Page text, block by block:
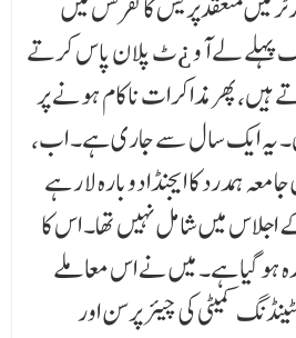
میں منعقدپریس کانفرنس میں
پہلے لے آو ¿ٹ پلا ن پاس کرتے
ہیں، پھر مذاکرات ناکام ہونے پر
یہ ایک سال سے جاری ہے۔ اب،
ہمدرد کا ایجنڈا دوبارہ لا ر ہے
اجلاس میں شامل نہیں تھا۔ اس کا
گیا ہے۔ میں نے اس معاملے
کمیٹی کی چیئر پرسن اور